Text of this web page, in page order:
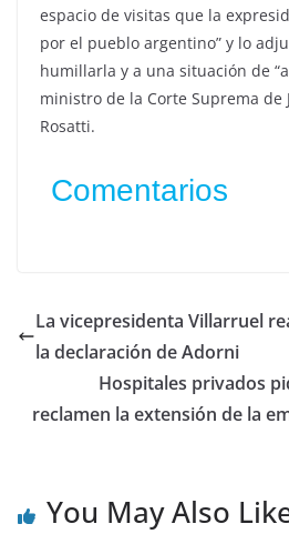
espacio de visitas que la
por el pueblo argentino” y lo
humillarla y a una situación de
ministro de la Corte Suprema de
Rosatti.
Comentarios
La vicepresidenta Villarruel
la declaración de Adorni
Hospitales privados
reclamen la extensión de la
You May Also